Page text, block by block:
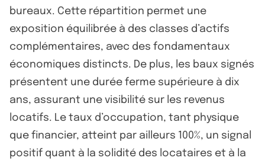
bureaux. Cette répartition permet une
exposition équilibrée à des classes d’actifs
complémentaires, avec des fondamentaux
économiques distincts. De plus, les baux signés
présentent une durée ferme supérieure à dix
ans, assurant une visibilité sur les revenus
locatifs. Le taux d’occupation, tant physique
que financier, atteint par ailleurs 100%, un signal
positif quant à la solidité des locataires et à la